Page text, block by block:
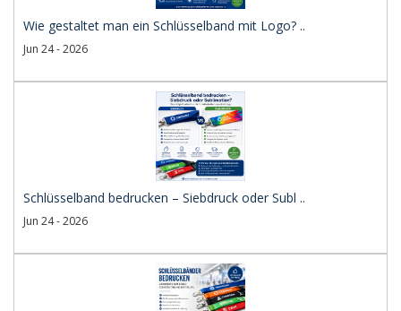
Wie gestaltet man ein Schlüsselband mit Logo? ..
Jun 24 - 2026
Schlüsselband bedrucken – Siebdruck oder Subl ..
Jun 24 - 2026